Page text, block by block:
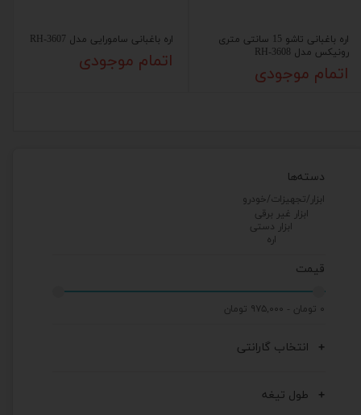
دسته‌ها
ابزار/تجهیزات/خودرو
ابزار غیر برقی
ابزار دستی
اره
قیمت
۰ تومان - ۹۷۵,۰۰۰ تومان
انتخاب گارانتی
طول تیغه
اره باغبانی تاشو 15 سانتی متری
رونیکس مدل RH-3608
اتمام موجودی
اره باغبانی سامورایی مدل RH-3607
اتمام موجودی